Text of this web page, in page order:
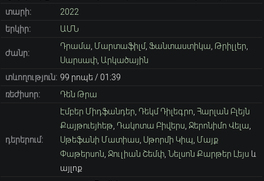
տարի:
2022
երկիր:
ԱՄՆ
ժանր:
Դրամա Մարտաֆիլմ, Ֆանտաստիկա Թրիլլեր
Սարսափ, Արկածային
տևողություն: 99 րոպե / 01։39
ռեժիսոր:
Դեն Թրա
դերերում:
Էմբեր Միդֆանդեր Դեկմ Դիլեգրո Հարլան Բլեյն
Քայթուեյհեթ, Դակոտա Բիվերս Ջերոնիմո Վելա
Սթեֆանի Մատիաս Սթորմի Կիպ Մայք
Փաթերսոն Ջուլիան Շեմփ, Նելսոն Քարթեր Լեյս և
այլոք